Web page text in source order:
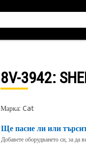
8V-3942:
Марка: Cat
Ще пасне ли или
Добавете оборудването си, за да